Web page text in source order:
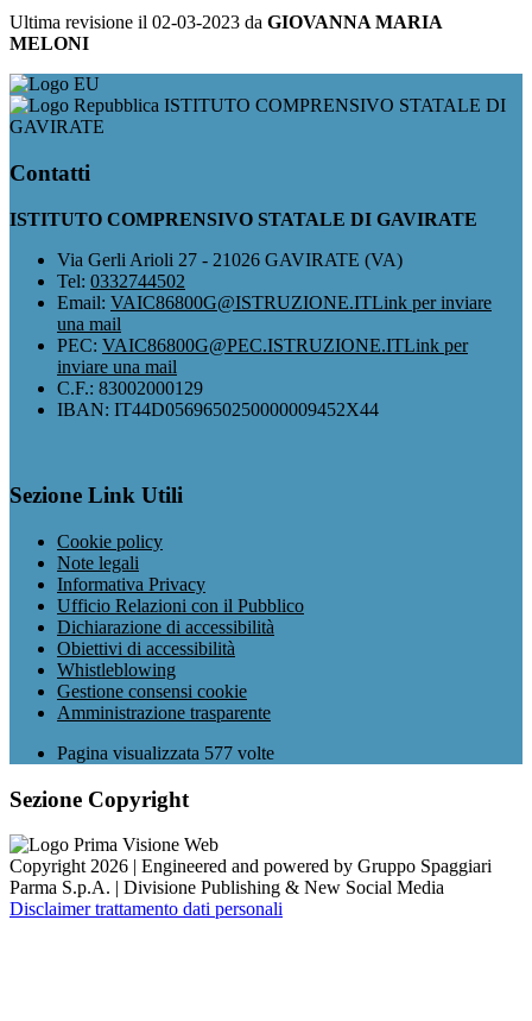
Ultima revisione il 02-03-2023 da GIOVANNA MARIA
MELONI
ISTITUTO COMPRENSIVO STATALE DI
GAVIRATE
Contatti
ISTITUTO COMPRENSIVO STATALE DI GAVIRATE
Via Gerli Arioli 27 - 21026 GAVIRATE (VA)
Tel: 0332744502
Email: VAIC86800G@ISTRUZIONE.ITLink per inviare
una mail
PEC: VAIC86800G@PEC.ISTRUZIONE.ITLink per
inviare una mail
C.F.: 83002000129
IBAN: IT44D0569650250000009452X44
Sezione Link Utili
Cookie policy
Note legali
Informativa Privacy
Ufficio Relazioni con il Pubblico
Dichiarazione di accessibilità
Obiettivi di accessibilità
Whistleblowing
Gestione consensi cookie
Amministrazione trasparente
Pagina visualizzata 577 volte
Sezione Copyright
Copyright 2026 | Engineered and powered by Gruppo Spaggiari
Parma S.p.A. | Divisione Publishing & New Social Media
Disclaimer trattamento dati personali